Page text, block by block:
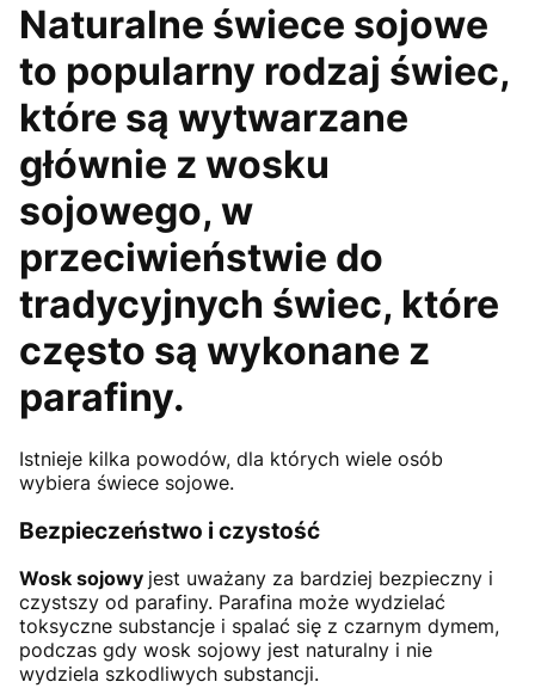
Naturalne świece sojowe
to popularny rodzaj świec,
które są wytwarzane
głównie z wosku
sojowego, w
przeciwieństwie do
tradycyjnych świec, które
często są wykonane z
parafiny.
Istnieje kilka powodów, dla których wiele osób
wybiera świece sojowe.
Bezpieczeństwo i czystość
Wosk sojowy jest uważany za bardziej bezpieczny i
czystszy od parafiny. Parafina może wydzielać
toksyczne substancje i spalać się z czarnym dymem,
podczas gdy wosk sojowy jest naturalny i nie
wydziela szkodliwych substancji.